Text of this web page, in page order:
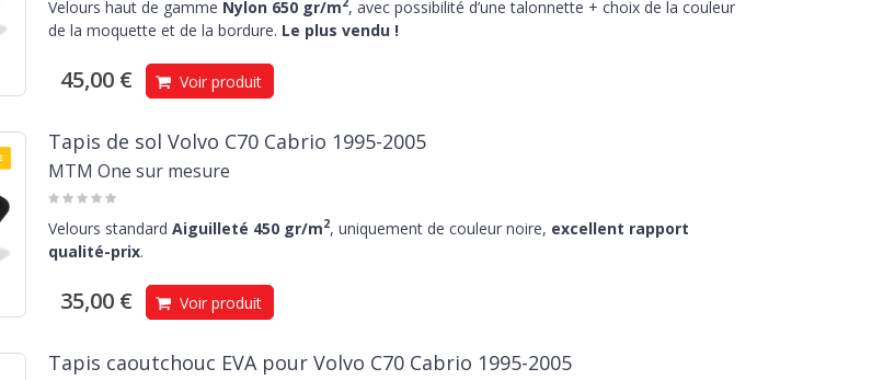
Velours haut de gamme Nylon 650 gr/m , avec possibilité d’une talonnette + choix de la couleur
de la moquette et de la bordure. Le plus vendu !
45,00 € Voir produit
Tapis de sol Volvo C70 Cabrio 1995-2005
MTM One sur mesure
Velours standard Aiguilleté 450 gr/m2, uniquement de couleur noire, excellent rapport
qualité-prix.
35,00 € Voir produit
Tapis caoutchouc EVA pour Volvo C70 Cabrio 1995-2005